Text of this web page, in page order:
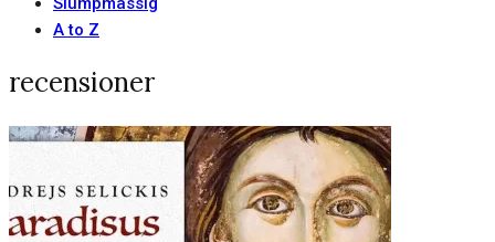
A to Z
recensioner